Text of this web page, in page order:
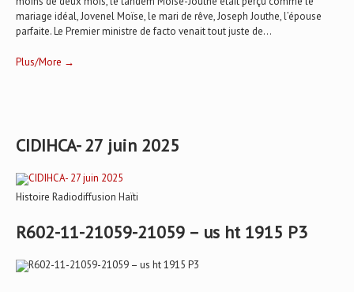
mariage idéal, Jovenel Moïse, le mari de rêve, Joseph Jouthe, l’épouse
parfaite. Le Premier ministre de facto venait tout juste de...
Plus/More →
CIDIHCA- 27 juin 2025
Histoire Radiodiffusion Haïti
R602-11-21059-21059 – us ht 1915 P3